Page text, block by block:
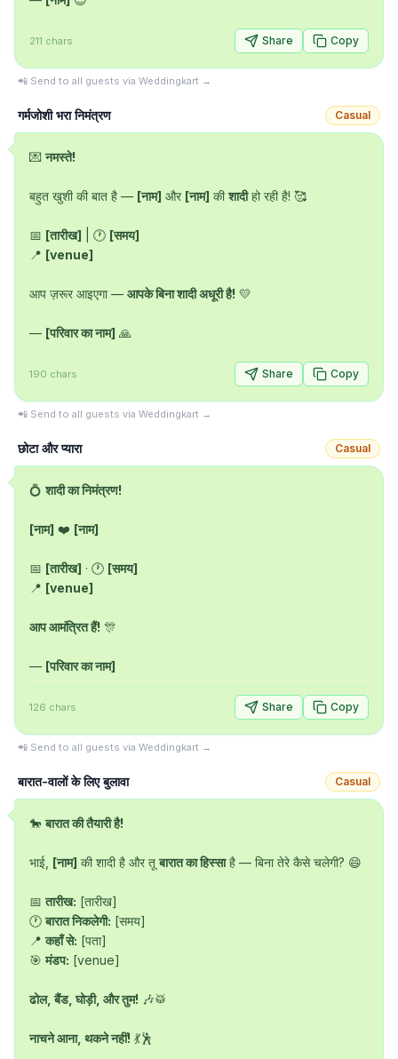
211 chars Share Copy
📲 Send to all guests via Weddingkart →
गर्मजोशी भरा निमंत्रण Casual
💌 नमस्ते!
बहुत खुशी की बात है — [नाम] और [नाम] की शादी हो रही है! 🥰
📅 [तारीख] | 🕐 [समय]
📍 [venue]
आप ज़रूर आइएगा — आपके बिना शादी अधूरी है! 💛
— [परिवार का नाम] 🙏
190 chars Share Copy
📲 Send to all guests via Weddingkart →
छोटा और प्यारा Casual
💍 शादी का निमंत्रण!
[नाम] ❤️ [नाम]
📅 [तारीख] · 🕐 [समय]
📍 [venue]
आप आमंत्रित हैं! 🎊
— [परिवार का नाम]
126 chars Share Copy
📲 Send to all guests via Weddingkart →
बारात-वालों के लिए बुलावा Casual
🐎 बारात की तैयारी है!
भाई, [नाम] की शादी है और तू बारात का हिस्सा है — बिना तेरे कैसे चलेगी? 😄
📅 तारीख: [तारीख]
🕐 बारात निकलेगी: [समय]
📍 कहाँ से: [पता]
🎯 मंडप: [venue]
ढोल, बैंड, घोड़ी, और तुम! 🎶🥁
नाचने आना, थकने नहीं! 💃🕺